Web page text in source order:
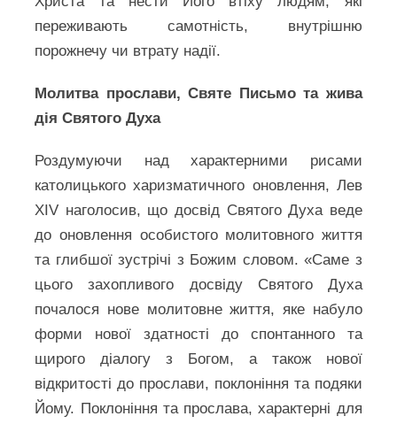
переживають самотність, внутрішню
порожнечу чи втрату надії.
Молитва прослави, Святе Письмо та жива
дія Святого Духа
Роздумуючи над характерними рисами
католицького харизматичного оновлення, Лев
XIV наголосив, що досвід Святого Духа веде
до оновлення особистого молитовного життя
та глибшої зустрічі з Божим словом. «Саме з
цього захопливого досвіду Святого Духа
почалося нове молитовне життя, яке набуло
форми нової здатності до спонтанного та
щирого діалогу з Богом, а також нової
відкритості до прослави, поклоніння та подяки
Йому. Поклоніння та прослава, характерні для